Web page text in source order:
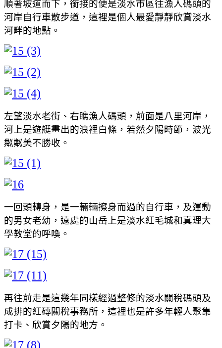
順著坡道而下，銜接的便是淡水市區往漁人碼頭的
河岸自行車散步道，這裡是個人最愛靜靜欣賞淡水
河畔的地點。
左望淡水老街、右瞧漁人碼頭，前面是八里河岸，
河上是遊艇畫出的浪裡白條，若然夕陽時節，波光
粼粼美不勝收。
一回頭轉身，是一輛輛擦身而過的自行車，及運動
的男女老幼，遠處的山岳上是淡水紅毛城和真理大
學教堂的呼喚。
再往前走是這幾年同樣經過整修的淡水關稅碼頭及
成排的紅磚關稅事務所，這裡也是許多年輕人聚集
打卡、欣賞夕陽的地方。